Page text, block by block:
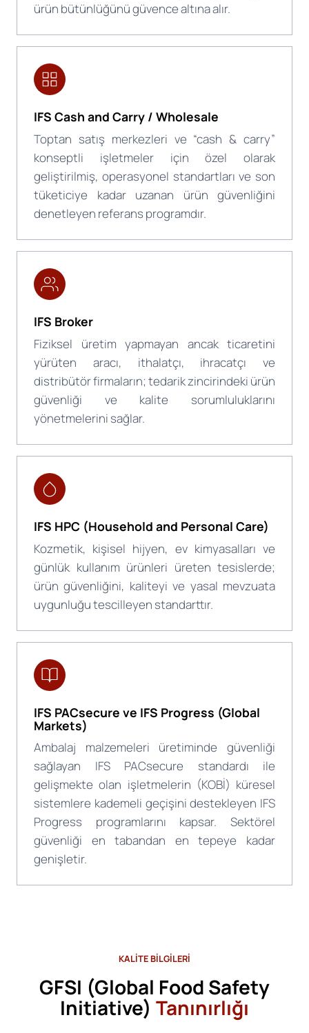
ürün bütünlüğünü güvence altına alır.
IFS Cash and Carry / Wholesale
Toptan satış merkezleri ve “cash & carry”
konseptli işletmeler için özel olarak
geliştirilmiş, operasyonel standartları ve son
tüketiciye kadar uzanan ürün güvenliğini
denetleyen referans programdır.
IFS Broker
Fiziksel üretim yapmayan ancak ticaretini
yürüten aracı, ithalatçı, ihracatçı ve
distribütör firmaların; tedarik zincirindeki ürün
güvenliği ve kalite sorumluluklarını
yönetmelerini sağlar.
IFS HPC (Household and Personal Care)
Kozmetik, kişisel hijyen, ev kimyasalları ve
günlük kullanım ürünleri üreten tesislerde;
ürün güvenliğini, kaliteyi ve yasal mevzuata
uygunluğu tescilleyen standarttır.
IFS PACsecure ve IFS Progress (Global
Markets)
Ambalaj malzemeleri üretiminde güvenliği
sağlayan IFS PACsecure standardı ile
gelişmekte olan işletmelerin (KOBİ) küresel
sistemlere kademeli geçişini destekleyen IFS
Progress programlarını kapsar. Sektörel
güvenliği en tabandan en tepeye kadar
genişletir.
KALİTE BİLGİLERİ
GFSI (Global Food Safety
Initiative) Tanınırlığı